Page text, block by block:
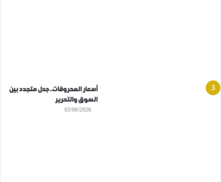
أسعار المحروقات..جدل متجدد بين
السوق والتحرير
02/06/2026